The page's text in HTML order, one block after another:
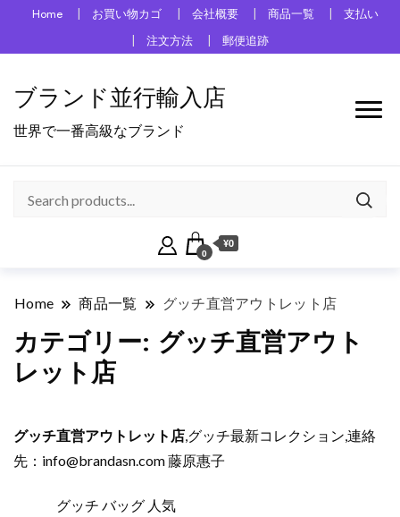
Home お買い物カゴ 会社概要 商品一覧
支払い
注文方法
郵便追跡
ブランド並行輸入店
世界で一番高級なブランド
0
¥0
Home 商品一覧 グッチ直営アウトレット店
カテゴリー: グッチ直営アウト
レット店
グッチ直営アウトレット店,グッチ最新コレクション,連絡
先： info@brandasn.com藤原惠子
グッチ バッグ 人気